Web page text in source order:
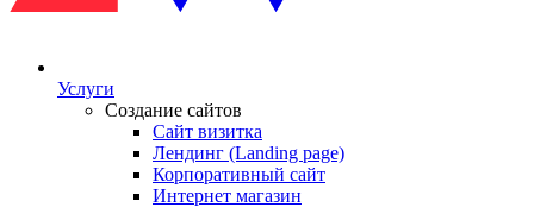
Услуги
Создание сайтов
Сайт визитка
Лендинг (Landing page)
Корпоративный сайт
Интернет магазин